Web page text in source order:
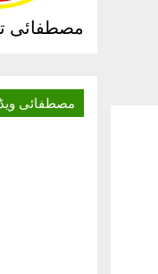
مصطفائی
مصطفائی